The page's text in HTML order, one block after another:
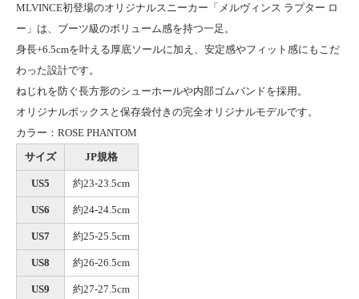
MLVINCE初登場のオリジナルスニーカー「メルヴィンス ラプター ロ
ー」は、ブーツ級のボリューム感を持つ一足。
身長+6.5cmを叶える厚底ソールに加え、安定感やフィット感にもこだ
わった設計です。
ねじれを防ぐ長方形のシューホールや内部ゴムバンドを採用。
オリジナルボックスと保存袋付きの完全オリジナルモデルです。
カラー：ROSE PHANTOM
サイズ
JP規格
US5 約23-23.5cm
US6 約24-24.5cm
US7 約25-25.5cm
US8 約26-26.5cm
US9 約27-27.5cm